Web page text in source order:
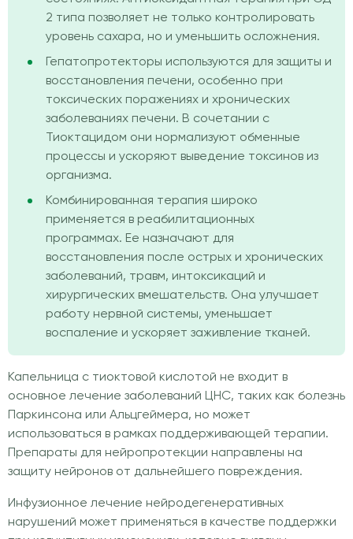
2 типа позволяет не только контролировать
уровень сахара, но и уменьшить осложнения.
Гепатопротекторы используются для защиты и
восстановления печени, особенно при
токсических поражениях и хронических
заболеваниях печени. В сочетании с
Тиоктацидом они нормализуют обменные
процессы и ускоряют выведение токсинов из
организма.
Комбинированная терапия широко
применяется в реабилитационных
программах. Ее назначают для
восстановления после острых и хронических
заболеваний, травм, интоксикаций и
хирургических вмешательств. Она улучшает
работу нервной системы, уменьшает
воспаление и ускоряет заживление тканей.
Капельница с тиоктовой кислотой не входит в
основное лечение заболеваний ЦНС, таких как болезнь
Паркинсона или Альцгеймера, но может
использоваться в рамках поддерживающей терапии.
Препараты для нейропротекции направлены на
защиту нейронов от дальнейшего повреждения.
Инфузионное лечение нейродегенеративных
нарушений может применяться в качестве поддержки